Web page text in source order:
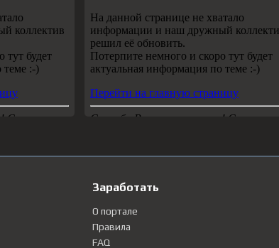
Заработать
О портале
Правила
FAQ